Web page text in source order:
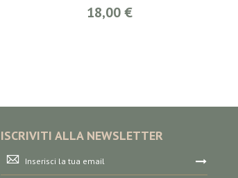
18,00 €
ISCRIVITI ALLA NEWSLETTER
Iscriviti
alla